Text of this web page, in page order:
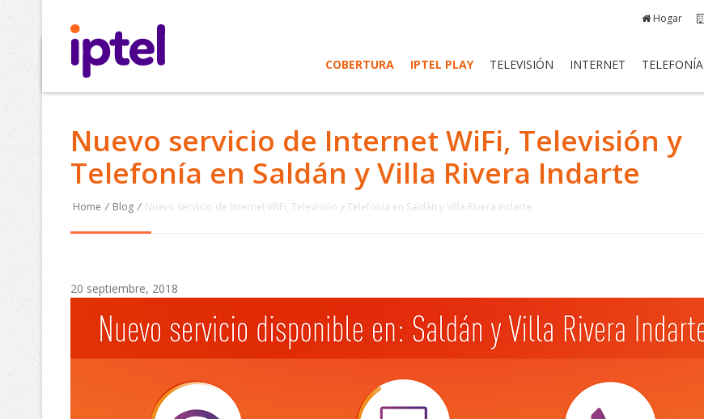
Hogar
COBERTURA IPTEL PLAY TELEVISIÓN INTERNET TELEFONÍA
Nuevo servicio de Internet WiFi, Televisión y
Telefonía en Saldán y Villa Rivera Indarte
Home / Blog / Nuevo servicio de Internet WiFi, Televisión y Telefonía en Saldán y Villa Rivera Indarte
20 septiembre, 2018